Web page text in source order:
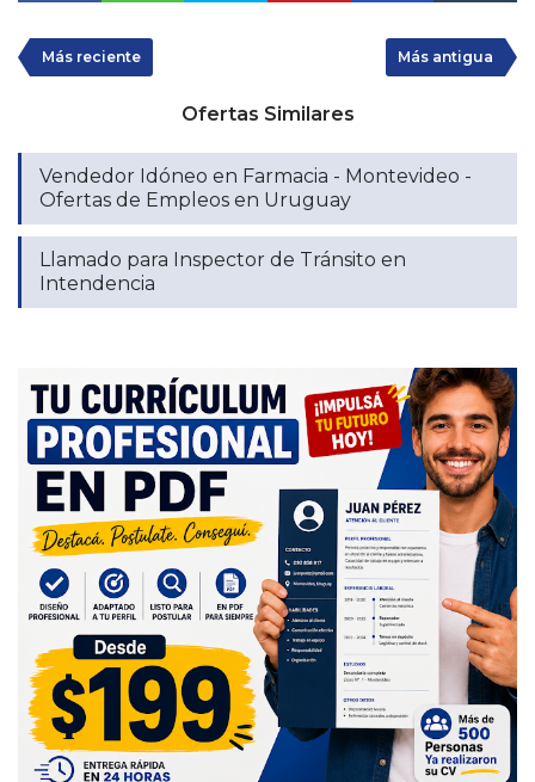
Más reciente Más antigua
Ofertas Similares
Vendedor Idóneo en Farmacia - Montevideo -
Ofertas de Empleos en Uruguay
Llamado para Inspector de Tránsito en
Intendencia